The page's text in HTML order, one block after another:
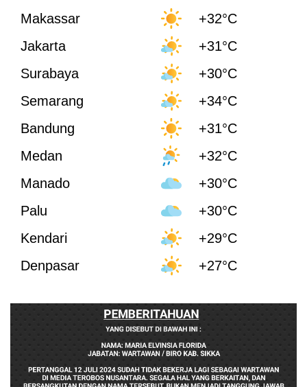
Makassar
+32°C
Jakarta
+31°C
Surabaya
+30°C
Semarang
+34°C
Bandung
+31°C
Medan
+32°C
Manado
+30°C
Palu
+30°C
Kendari
+29°C
Denpasar
+27°C